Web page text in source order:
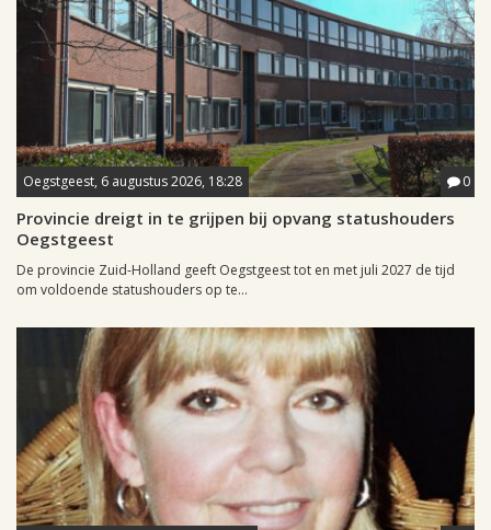
Oegstgeest, 6 augustus 2026, 18:28 0
Provincie dreigt in te grijpen bij opvang statushouders
Oegstgeest
De provincie Zuid-Holland geeft Oegstgeest tot en met juli 2027 de tijd
om voldoende statushouders op te...